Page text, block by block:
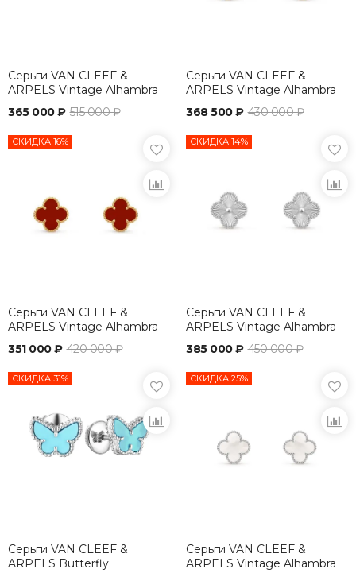
Серьги VAN CLEEF &
ARPELS Vintage Alhambra
365 000 ₽ 515 000 ₽
Серьги VAN CLEEF &
ARPELS Vintage Alhambra
368 500 ₽ 430 000 ₽
СКИДКА 16%
Серьги VAN CLEEF &
ARPELS Vintage Alhambra
351 000 ₽ 420 000 ₽
СКИДКА 14%
Серьги VAN CLEEF &
ARPELS Vintage Alhambra
385 000 ₽ 450 000 ₽
СКИДКА 31%
Серьги VAN CLEEF &
ARPELS Butterfly
СКИДКА 25%
Серьги VAN CLEEF &
ARPELS Vintage Alhambra